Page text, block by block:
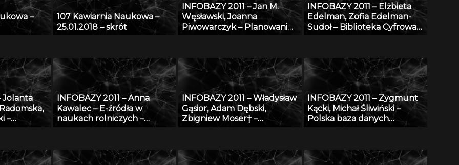
–
107 Kawiarnia Naukowa –
25.01.2018 – skrót
INFOBAZY 2011 – Jan M.
Węsławski, Joanna
Piwowarczyk – Planowanie
INFOBAZY 2011 – Elżbieta
Edelman, Zofia Edelman-
Sudoł – Biblioteka Cyfrowa
stan obecny i przyszłość
Jolanta
–
w Łodzi
INFOBAZY 2011 – Anna
Kawalec – E-źródła w
naukach rolniczych –
kontekście tworzenia baz
danych
INFOBAZY 2011 – Władysław
Gąsior, Adam Dębski,
Zbigniew Moser† –
fizykochemicznych metali i
stopów
INFOBAZY 2011 – Zygmunt
Kącki, Michał Śliwiński –
Polska baza danych
działania, zasoby i
perspektywy